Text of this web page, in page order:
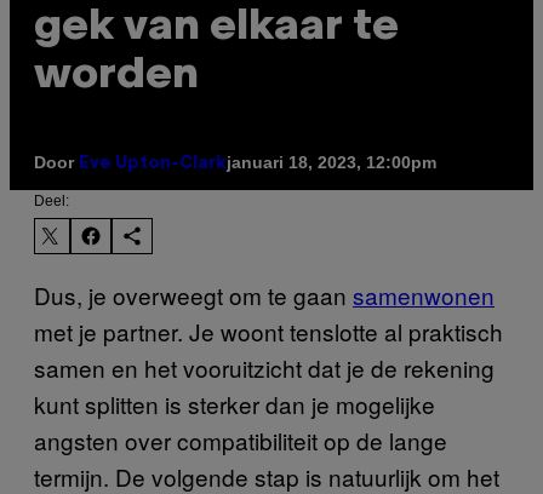
gek van elkaar te
worden
Door Eve Upton-Clarkjanuari 18, 2023, 12:00pm
Deel:
Dus, je overweegt om te gaan samenwonen
met je partner. Je woont tenslotte al praktisch
samen en het vooruitzicht dat je de rekening
kunt splitten is sterker dan je mogelijke
angsten over compatibiliteit op de lange
termijn. De volgende stap is natuurlijk om het